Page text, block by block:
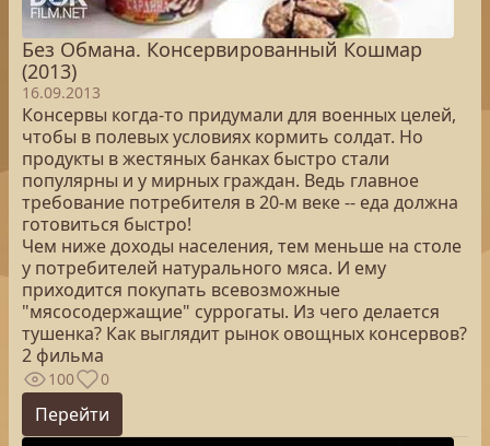
Без Обмана. Консервированный Кошмар
(2013)
16.09.2013
Консервы когда-то придумали для военных целей,
чтобы в полевых условиях кормить солдат. Но
продукты в жестяных банках быстро стали
популярны и у мирных граждан. Ведь главное
требование потребителя в 20-м веке -- еда должна
готовиться быстро!
Чем ниже доходы населения, тем меньше на столе
у потребителей натурального мяса. И ему
приходится покупать всевозможные
"мясосодержащие" суррогаты. Из чего делается
тушенка? Как выглядит рынок овощных консервов?
2 фильма
100 0
Перейти